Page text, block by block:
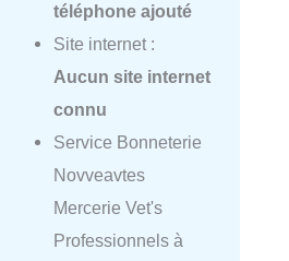
téléphone ajouté
Site internet :
Aucun site internet
connu
Service Bonneterie
Novveavtes
Mercerie Vet's
Professionnels à